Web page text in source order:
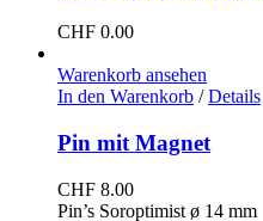
CHF 0.00
Warenkorb ansehen
In den Warenkorb / Details
Pin mit Magnet
CHF 8.00
Pin’s Soroptimist ø 14 mm